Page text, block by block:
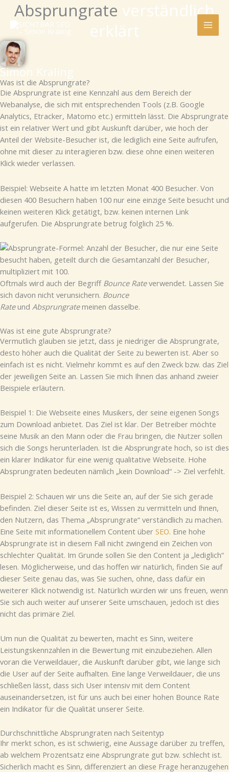
Inhalt
springen
Absprungrate verständlich
erklärt
Simon Kräling
Was ist die Absprungrate?
Die Absprungrate ist eine Kennzahl aus dem Bereich der
Webanalyse, die sich mit entsprechenden Tools (z.B. Google
Analytics, Etracker, Matomo etc.) ermitteln lässt. Die Absprungrate
ist ein relativer Wert und gibt Auskunft darüber, wie hoch der
Anteil der Website-Besucher ist, die lediglich eine Seite aufrufen,
ohne mit dieser zu interagieren bzw. diese ohne einen weiteren
Klick wieder verlassen.
Beispiel: Webseite A hatte im letzten Monat 400 Besucher. Von
diesen 400 Besuchern haben 100 nur eine einzige Seite besucht und
keinen weiteren Klick getätigt, bzw. keinen internen Link
aufgerufen. Die Absprungrate betrug folglich 25 %.
Oftmals wird auch der Begriff Bounce Rateverwendet. Lassen Sie
sich davon nicht verunsichern. Bounce
Rateund Absprungratemeinen dasselbe.
Was ist eine gute Absprungrate?
Vermutlich glauben sie jetzt, dass je niedriger die Absprungrate,
desto höher auch die Qualität der Seite zu bewerten ist. Aber so
einfach ist es nicht. Vielmehr kommt es auf den Zweck bzw. das Ziel
der jeweiligen Seite an. Lassen Sie mich Ihnen das anhand zweier
Beispiele erläutern.
Beispiel 1: Die Webseite eines Musikers, der seine eigenen Songs
zum Download anbietet. Das Ziel ist klar. Der Betreiber möchte
seine Musik an den Mann oder die Frau bringen, die Nutzer sollen
sich die Songs herunterladen. Ist die Absprungrate hoch, so ist dies
ein klarer Indikator für eine wenig qualitative Webseite. Hohe
Absprungraten bedeuten nämlich „kein Download“ -> Ziel verfehlt.
Beispiel 2: Schauen wir uns die Seite an, auf der Sie sich gerade
befinden. Ziel dieser Seite ist es, Wissen zu vermitteln und Ihnen,
den Nutzern, das Thema „Absprungrate“ verständlich zu machen.
Eine Seite mit informationellem Content über SEO. Eine hohe
Absprungrate ist in diesem Fall nicht zwingend ein Zeichen von
schlechter Qualität. Im Grunde sollen Sie den Content ja „lediglich“
lesen. Möglicherweise, und das hoffen wir natürlich, finden Sie auf
dieser Seite genau das, was Sie suchen, ohne, dass dafür ein
weiterer Klick notwendig ist. Natürlich würden wir uns freuen, wenn
Sie sich auch weiter auf unserer Seite umschauen, jedoch ist dies
nicht das primäre Ziel.
Um nun die Qualität zu bewerten, macht es Sinn, weitere
Leistungskennzahlen in die Bewertung mit einzubeziehen. Allen
voran die Verweildauer, die Auskunft darüber gibt, wie lange sich
die User auf der Seite aufhalten. Eine lange Verweildauer, die uns
schließen lässt, dass sich User intensiv mit dem Content
auseinandersetzen, ist für uns auch bei einer hohen Bounce Rate
ein Indikator für die Qualität unserer Seite.
Durchschnittliche Absprungraten nach Seitentyp
Ihr merkt schon, es ist schwierig, eine Aussage darüber zu treffen,
ab welchem Prozentsatz eine Absprungrate gut bzw. schlecht ist.
Sicherlich macht es Sinn, differenziert an diese Frage heranzugehen